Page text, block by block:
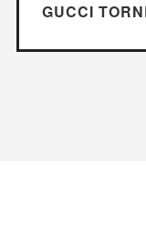
GUCCI